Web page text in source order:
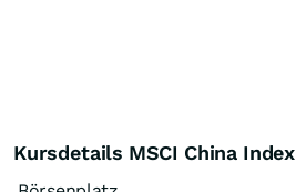
Kursdetails MSCI China Index